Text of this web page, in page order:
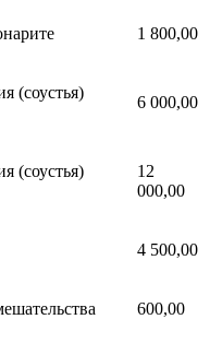
1 800,00
(соустья)
6 000,00
(соустья)
12
000,00
4 500,00
600,00